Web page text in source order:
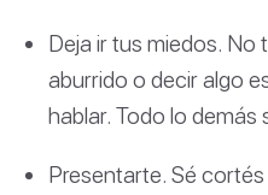
Deja ir tus miedos.
aburrido o decir algo
hablar. Todo lo demás
Presentarte. Sé